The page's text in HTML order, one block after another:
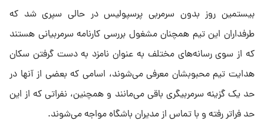
بیستمین روز بدون سرمربی پرسپولیس در حالی سپری شد که
طرفداران این تیم همچنان مشغول بررسی کارنامه سرمربیانی هستند
که از سوی رسانه‌های مختلف به عنوان نامزد به دست گرفتن سکان
هدایت تیم محبوبشان معرفی می‌شوند، اسامی که بعضی از آنها در
حد یک گزینه سرمربیگری باقی می‌مانند و همچنین، نفراتی که از این
حد فراتر رفته و با تماس از مدیران باشگاه مواجه می‌شوند.